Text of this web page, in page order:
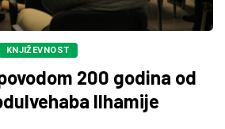
KNJIŽEVNOST
200 godina od
Ilhamije